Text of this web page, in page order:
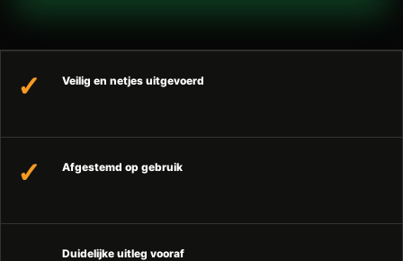
Veilig en netjes uitgevoerd
Afgestemd op gebruik
Duidelijke uitleg vooraf